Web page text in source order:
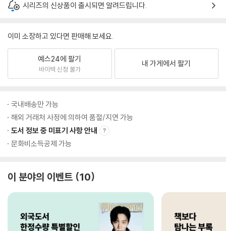
시리즈의 신상품이 출시되면 알려드립니다.
이미 소장하고 있다면 판매해 보세요.
예스24에 팔기
바이백 신청 불가
내 가게에서 팔기
국내배송만 가능
해외 거래처 사정에 의하여 품절/지연 가능
도서 정보 중 미표기 사항 안내
문화비소득공제 가능
이 분야의 이벤트 10